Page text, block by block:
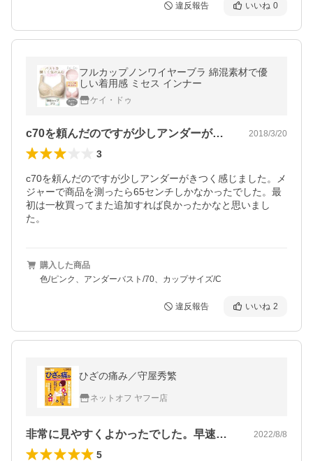
違反報告 いいね 0
フルカップノンワイヤーブラ 綿混素材で優
しい着用感 ミセス インナー
ケイ・ドゥ
c70を頼んだのですが少しアンダーがき… 2018/3/20
3
c70を頼んだのですが少しアンダーがきつく感じました。メ
ジャーで商品を測ったら65センチしかなかったでした。最
初は一枚買ってまた追加すれば良かったかなと思いまし
た。
購入した商品
色/ピンク、アンダーバスト/70、カップサイズ/C
違反報告 いいね 2
ひざの痛み／守屋秀繁
ネットオフ ヤフー店
非常に見やすくよかったでした。早速今日… 2022/8/8
5